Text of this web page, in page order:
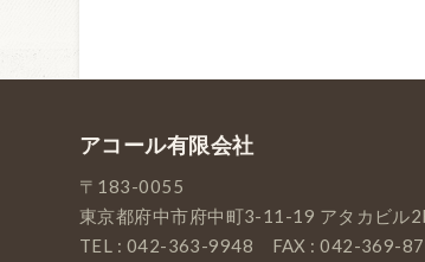
アコール有限会社
〒183-0055
東京都府中市府中町3-11-19 アタカビル
TEL : 042-363-9948 FAX : 042-369-